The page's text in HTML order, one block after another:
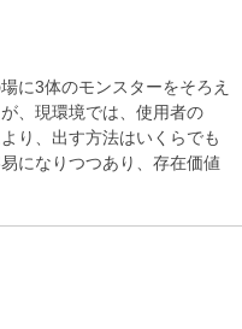
に3体のモンスターをそろえ
、現環境では、使用者の
り、出す方法はいくらでも
になりつつあり、存在価値